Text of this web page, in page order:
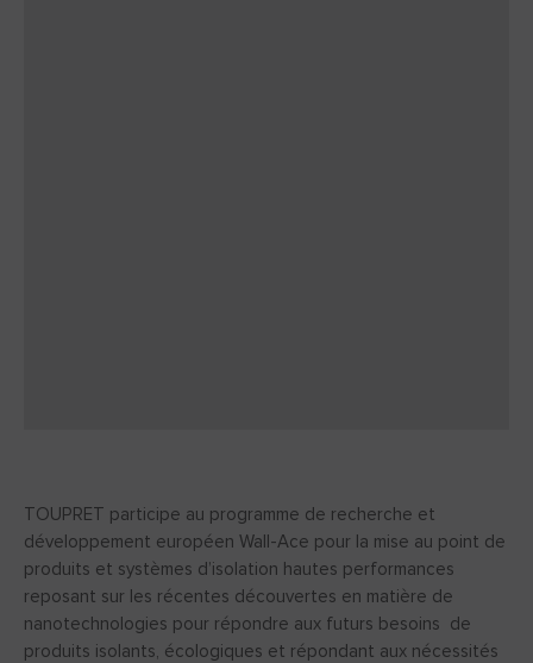
TOUPRET participe au programme de recherche et
développement européen Wall-Ace pour la mise au point de
produits et systèmes d’isolation hautes performances
reposant sur les récentes découvertes en matière de
nanotechnologies pour répondre aux futurs besoins de
produits isolants, écologiques et répondant aux nécessités